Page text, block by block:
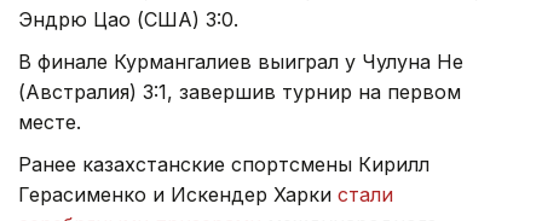
Эндрю Цао (США) 3:0.
В финале Курмангалиев выиграл у Чулуна Не
(Австралия) 3:1, завершив турнир на первом
месте.
Ранее казахстанские спортсмены Кирилл
Герасименко и Искендер Харки стали